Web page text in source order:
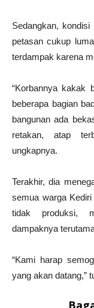
Sedangkan,
petasan cukup
terdampak karena
“Korbannya kakak
beberapa bagian
bangunan ada
retakan, atap
ungkapnya.
Terakhir, dia
semua warga
tidak produksi,
dampaknya
“Kami harap
yang akan datang,”